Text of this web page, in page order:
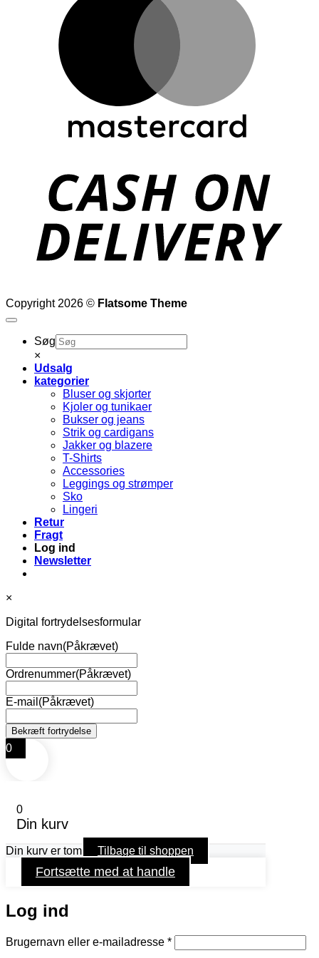
Copyright 2026 © Flatsome Theme
Søg
×
Udsalg
kategorier
Bluser og skjorter
Kjoler og tunikaer
Bukser og jeans
Strik og cardigans
Jakker og blazere
T-Shirts
Accessories
Leggings og strømper
Sko
Lingeri
Retur
Fragt
Log ind
Newsletter
×
Digital fortrydelsesformular
Fulde navn(Påkrævet)
Ordrenummer(Påkrævet)
E-mail (Påkrævet)
0
0
Din kurv
Din kurv er tom Tilbage til shoppen
Fortsætte med at handle
Log ind
Brugernavn eller e-mailadresse *Påkrævet